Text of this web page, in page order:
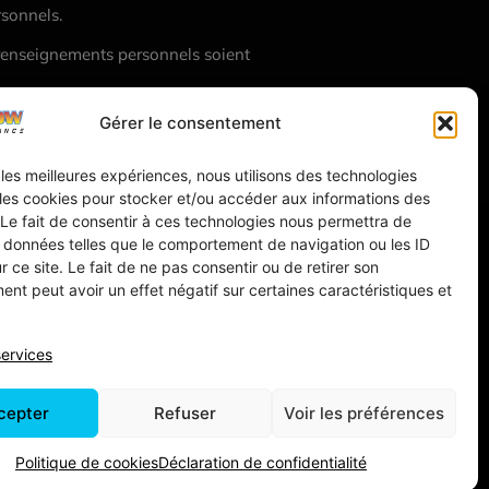
Gérer le consentement
meilleures expériences, nous utilisons des technologies
cookies pour stocker et/ou accéder aux informations des
fait de consentir à ces technologies nous permettra de
telles que le comportement de navigation ou les ID
ce site. Le fait de ne pas consentir ou de retirer son
peut avoir un effet négatif sur certaines caractéristiques et
Refuser Voir les préférences
Politique de cookiesDéclaration de confidentialité
personnels soient
renseignements personnels ne
contacter.
de consulter, modifier, voire
contacter
ou dans la boîte de réception
sur la protection des